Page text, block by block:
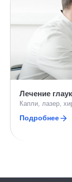
Лечение
Капли, лазер,
Подробнее